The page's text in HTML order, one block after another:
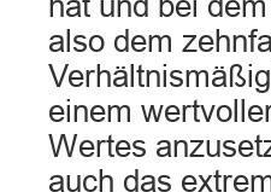
also dem
einem
Wertes
auch das